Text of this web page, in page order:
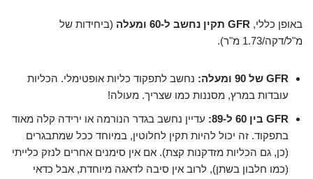
באופן כללי, GFR תקין נחשב ל-60 ומעלה
(ביחידות של
מ"ל/דקה/1.73 מ"ר).
GFR של 90 ומעלה:
נחשב לתפקוד כליות אופטימלי. הכליות
עובדות במרץ, מסננות כמו שצריך. מעולה!
GFR בין 60 ל-89:
עדיין נחשב בגדר הנורמה או ירידה קלה מאוד
בתפקוד. זה יכול להיות תקין לחלוטין, במיוחד ככל שמתבגרים
(כן, גם הכליות מזדקנות קצת). אם אין סימנים אחרים לנזק כלייתי
(כמו חלבון בשתן), לרוב אין סיבה לדאגה מיוחדת, אבל כדאי